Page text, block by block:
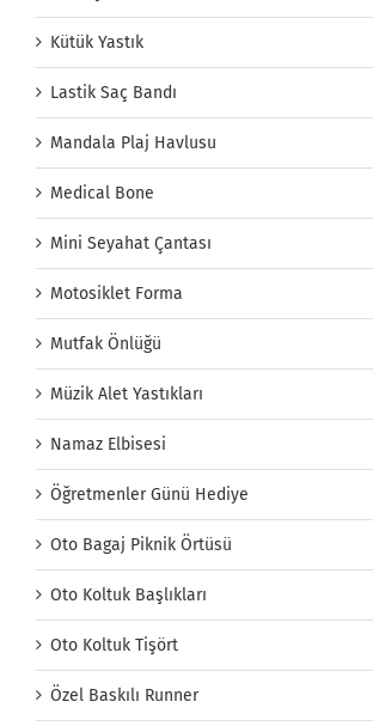
Kütük Yastık
Lastik Saç Bandı
Mandala Plaj Havlusu
Medical Bone
Mini Seyahat Çantası
Motosiklet Forma
Mutfak Önlüğü
Müzik Alet Yastıkları
Namaz Elbisesi
Öğretmenler Günü Hediye
Oto Bagaj Piknik Örtüsü
Oto Koltuk Başlıkları
Oto Koltuk Tişört
Özel Baskılı Runner